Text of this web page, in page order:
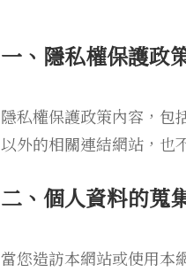
一、隱私權保護政
隱私權保護政策內容，包
以外的相關連結網站，也
二、個人資料的蒐
當您造訪本網站或使用本